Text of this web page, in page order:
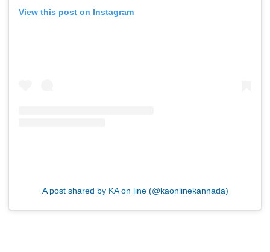
View this post on Instagram
A post shared by KA on line (@kaonlinekannada)